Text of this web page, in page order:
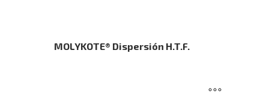
MOLYKOTE® Dispersión H.T.F.